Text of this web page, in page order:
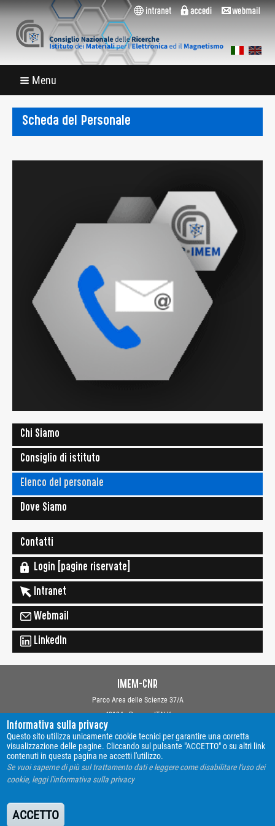
Menu
Scheda del Personale
Chi Siamo
Consiglio di istituto
Elenco del personale
Dove Siamo
Contatti
Login [pagine riservate]
Intranet
Webmail
LinkedIn
IMEM-CNR
Parco Area delle Scienze 37/A
43124 - Parma - ITALY
Copyright © 2019 Istituto dei Materiali per l'Elettronica ed il Magnetismo
Webmaster: Davide Calestani
Informativa sulla privacy
Questo sito utilizza unicamente cookie tecnici per garantire una corretta
visualizzazione delle pagine. Cliccando sul pulsante "ACCETTO" o su altri link
contenuti in questa pagina ne accetti l'utilizzo.
Se vuoi saperne di più sul trattamento dati e leggere come disabilitare l'uso dei
cookie, leggi l'informativa sulla privacy
ACCETTO